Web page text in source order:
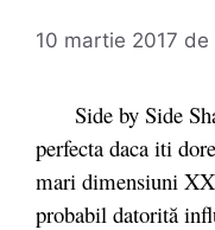
10 martie 2017 de
Side by Side
perfecta daca iti
mari dimensiuni
probabil datorită